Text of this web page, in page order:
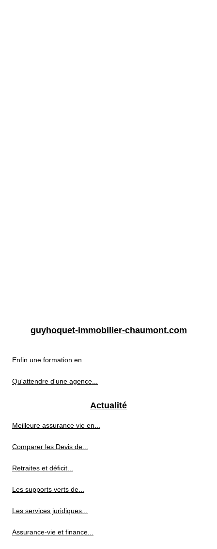
guyhoquet-immobilier-chaumont.com
Enfin une formation en...
Qu'attendre d'une agence...
Actualité
Meilleure assurance vie en...
Comparer les Devis de...
Retraites et déficit...
Les supports verts de...
Les services juridiques...
Assurance-vie et finance...